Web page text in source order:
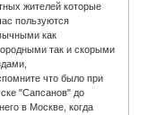
жителей которые
пользуются
как
так и скорыми
что было при
"Сапсанов" до
в Москве, когда